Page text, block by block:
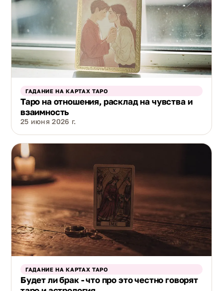
ГАДАНИЕ НА КАРТАХ ТАРО
Таро на отношения, расклад на чувства и
взаимность
25 июня 2026 г.
ГАДАНИЕ НА КАРТАХ ТАРО
Будет ли брак - что про это честно говорят